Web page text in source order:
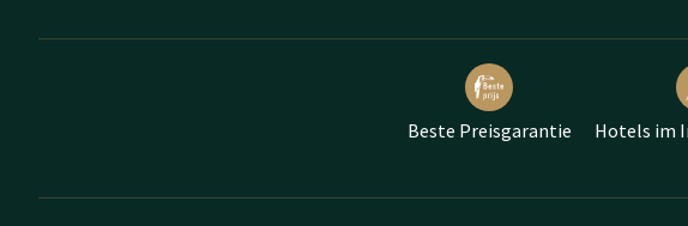
Beste Preisgarantie Hotels im